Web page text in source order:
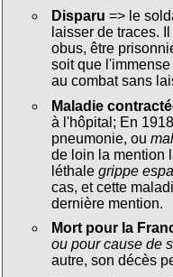
Disparu => le
laisser de traces.
obus, être
soit que
au combat sans
Maladie
à l'hôpital; En
pneumonie, ou
de loin la mention
léthale grippe
cas, et cette
dernière mention.
Mort pour la
ou pour cause de
autre, son décès